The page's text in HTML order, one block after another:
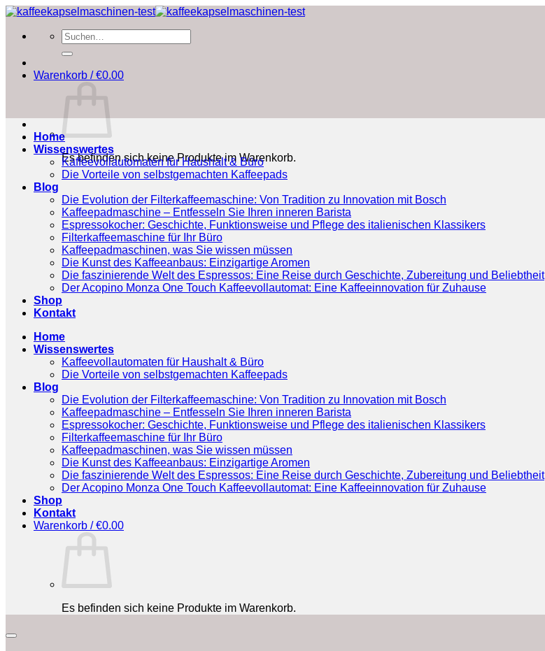
Zum
springen
Suchen
nach:
Warenkorb /€0.00
Es befinden sich keine Produkte im Warenkorb.
Home
Wissenswertes
Kaffeevollautomaten für Haushalt & Büro
Die Vorteile von selbstgemachten Kaffeepads
Blog
Die Evolution der Filterkaffeemaschine: Von Tradition zu Innovation mit Bosch
Kaffeepadmaschine – Entfesseln Sie Ihren inneren Barista
Espressokocher: Geschichte, Funktionsweise und Pflege des italienischen Klassikers
Filterkaffeemaschine für Ihr Büro
Kaffeepadmaschinen, was Sie wissen müssen
Die Kunst des Kaffeeanbaus: Einzigartige Aromen
Die faszinierende Welt des Espressos: Eine Reise durch Geschichte, Zubereitung und Beliebtheit
Der Acopino Monza One Touch Kaffeevollautomat: Eine Kaffeeinnovation für Zuhause
Shop
Kontakt
Home
Wissenswertes
Kaffeevollautomaten für Haushalt & Büro
Die Vorteile von selbstgemachten Kaffeepads
Blog
Die Evolution der Filterkaffeemaschine: Von Tradition zu Innovation mit Bosch
Kaffeepadmaschine – Entfesseln Sie Ihren inneren Barista
Espressokocher: Geschichte, Funktionsweise und Pflege des italienischen Klassikers
Filterkaffeemaschine für Ihr Büro
Kaffeepadmaschinen, was Sie wissen müssen
Die Kunst des Kaffeeanbaus: Einzigartige Aromen
Die faszinierende Welt des Espressos: Eine Reise durch Geschichte, Zubereitung und Beliebtheit
Der Acopino Monza One Touch Kaffeevollautomat: Eine Kaffeeinnovation für Zuhause
Shop
Kontakt
Warenkorb /€0.00
Es befinden sich keine Produkte im Warenkorb.